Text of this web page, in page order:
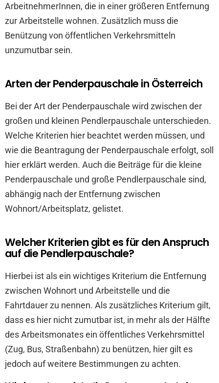
ArbeitnehmerInnen, die in einer größeren Entfernung
zur Arbeitstelle wohnen. Zusätzlich muss die
Benützung von öffentlichen Verkehrsmitteln
unzumutbar sein.
Arten der Penderpauschale in Österreich
Bei der Art der Penderpauschale wird zwischen der
großen und kleinen Pendlerpauschale unterschieden.
Welche Kriterien hier beachtet werden müssen, und
wie die Beantragung der Penderpauschale erfolgt, soll
hier erklärt werden. Auch die Beiträge für die kleine
Penderpauschale und große Pendlerpauschale sind,
abhängig nach der Entfernung zwischen
Wohnort/Arbeitsplatz, gelistet.
Welcher Kriterien gibt es für den Anspruch
auf die Pendlerpauschale?
Hierbei ist als ein wichtiges Kriterium die Entfernung
zwischen Wohnort und Arbeitstelle und die
Fahrtdauer zu nennen. Als zusätzliches Kriterium gilt,
dass es hier nicht zumutbar ist, in mehr als der Hälfte
des Arbeitsmonates ein öffentliches Verkehrsmittel
(Zug, Bus, Straßenbahn) zu benützen, hier gilt es
jedoch auf weitere Bestimmungen zu achten.